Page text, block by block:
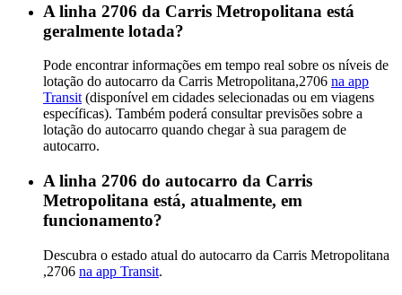
A linha 2706 da Carris Metropolitana está
geralmente lotada?
Pode encontrar informações em tempo real sobre os níveis de
lotação do autocarro da Carris Metropolitana,2706 na app
Transit (disponível em cidades selecionadas ou em viagens
específicas). Também poderá consultar previsões sobre a
lotação do autocarro quando chegar à sua paragem de
autocarro.
A linha 2706 do autocarro da Carris
Metropolitana está, atualmente, em
funcionamento?
Descubra o estado atual do autocarro da Carris Metropolitana
,2706 na app Transit.